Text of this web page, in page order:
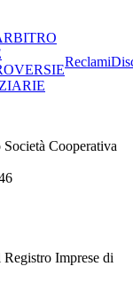
Reclami
Cooperativa
Imprese di